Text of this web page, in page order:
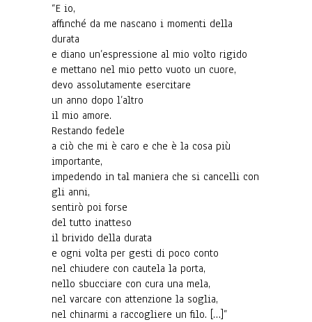
“E io,
affinché da me nascano i momenti della
durata
e diano un’espressione al mio volto rigido
e mettano nel mio petto vuoto un cuore,
devo assolutamente esercitare
un anno dopo l’altro
il mio amore.
Restando fedele
a ciò che mi è caro e che è la cosa più
importante,
impedendo in tal maniera che si cancelli con
gli anni,
sentirò poi forse
del tutto inatteso
il brivido della durata
e ogni volta per gesti di poco conto
nel chiudere con cautela la porta,
nello sbucciare con cura una mela,
nel varcare con attenzione la soglia,
nel chinarmi a raccogliere un filo. […]”